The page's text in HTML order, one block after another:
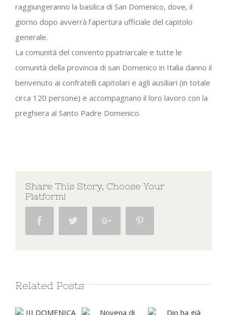
raggiungeranno la basilica di San Domenico, dove, il
giorno dopo avverrà l’apertura ufficiale del capitolo
generale.
La comunità del convento ppatriarcale e tutte le
comunità della provincia di san Domenico in Italia danno il
benvenuto ai confratelli capitolari e agli ausiliari (in totale
circa 120 persone) e accompagnano il loro lavoro con la
preghiera al Santo Padre Domenico.
Share This Story, Choose Your
Platform!
Facebook Twitter Google+
Related Posts